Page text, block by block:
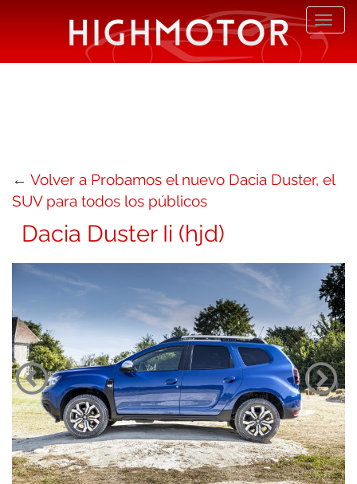
← Volver a Probamos el nuevo Dacia Duster, el
SUV para todos los públicos
Dacia Duster Ii (hjd)